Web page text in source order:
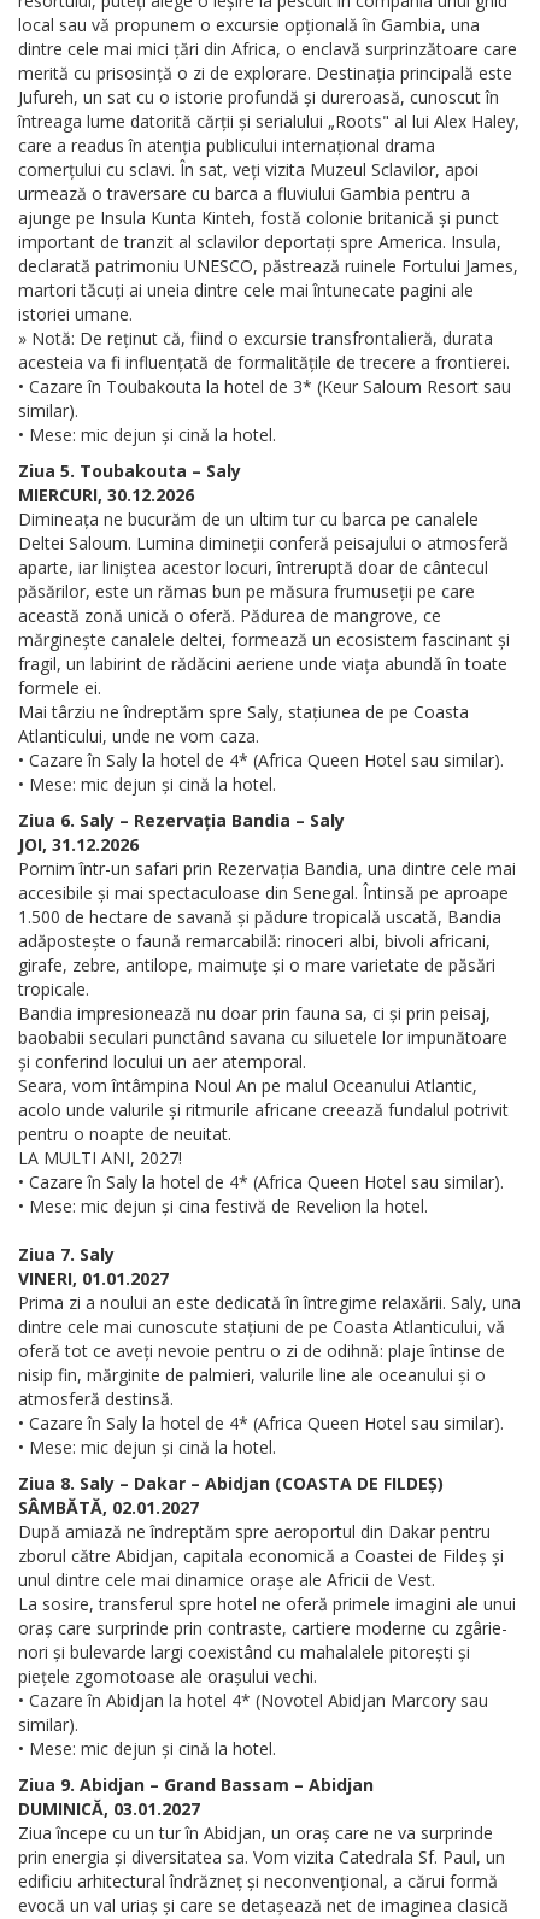
local sau vă propunem o excursie opțională în Gambia, una
dintre cele mai mici țări din Africa, o enclavă surprinzătoare care
merită cu prisosință o zi de explorare. Destinația principală este
Jufureh, un sat cu o istorie profundă și dureroasă, cunoscut în
întreaga lume datorită cărții și serialului „Roots" al lui Alex Haley,
care a readus în atenția publicului internațional drama
comerțului cu sclavi. În sat, veți vizita Muzeul Sclavilor, apoi
urmează o traversare cu barca a fluviului Gambia pentru a
ajunge pe Insula Kunta Kinteh, fostă colonie britanică și punct
important de tranzit al sclavilor deportați spre America. Insula,
declarată patrimoniu UNESCO, păstrează ruinele Fortului James,
martori tăcuți ai uneia dintre cele mai întunecate pagini ale
istoriei umane.
» Notă: De reținut că, fiind o excursie transfrontalieră, durata
acesteia va fi influențată de formalitățile de trecere a frontierei.
• Cazare în Toubakouta la hotel de 3* (Keur Saloum Resort sau
similar).
• Mese: mic dejun și cină la hotel.
Ziua 5. Toubakouta – Saly
MIERCURI, 30.12.2026
Dimineața ne bucurăm de un ultim tur cu barca pe canalele
Deltei Saloum. Lumina dimineții conferă peisajului o atmosferă
aparte, iar liniștea acestor locuri, întreruptă doar de cântecul
păsărilor, este un rămas bun pe măsura frumuseții pe care
această zonă unică o oferă. Pădurea de mangrove, ce
mărginește canalele deltei, formează un ecosistem fascinant și
fragil, un labirint de rădăcini aeriene unde viața abundă în toate
formele ei.
Mai târziu ne îndreptăm spre Saly, stațiunea de pe Coasta
Atlanticului, unde ne vom caza.
• Cazare în Saly la hotel de 4* (Africa Queen Hotel sau similar).
• Mese: mic dejun și cină la hotel.
Ziua 6. Saly – Rezervația Bandia – Saly
JOI, 31.12.2026
Pornim într-un safari prin Rezervația Bandia, una dintre cele mai
accesibile și mai spectaculoase din Senegal. Întinsă pe aproape
1.500 de hectare de savană și pădure tropicală uscată, Bandia
adăpostește o faună remarcabilă: rinoceri albi, bivoli africani,
girafe, zebre, antilope, maimuțe și o mare varietate de păsări
tropicale.
Bandia impresionează nu doar prin fauna sa, ci și prin peisaj,
baobabii seculari punctând savana cu siluetele lor impunătoare
și conferind locului un aer atemporal.
Seara, vom întâmpina Noul An pe malul Oceanului Atlantic,
acolo unde valurile și ritmurile africane creează fundalul potrivit
pentru o noapte de neuitat.
LA MULTI ANI, 2027!
• Cazare în Saly la hotel de 4* (Africa Queen Hotel sau similar).
• Mese: mic dejun și cina festivă de Revelion la hotel.
Ziua 7. Saly
VINERI, 01.01.2027
Prima zi a noului an este dedicată în întregime relaxării. Saly, una
dintre cele mai cunoscute stațiuni de pe Coasta Atlanticului, vă
oferă tot ce aveți nevoie pentru o zi de odihnă: plaje întinse de
nisip fin, mărginite de palmieri, valurile line ale oceanului și o
atmosferă destinsă.
• Cazare în Saly la hotel de 4* (Africa Queen Hotel sau similar).
• Mese: mic dejun și cină la hotel.
Ziua 8. Saly – Dakar – Abidjan (COASTA DE FILDEȘ)
SÂMBĂTĂ, 02.01.2027
După amiază ne îndreptăm spre aeroportul din Dakar pentru
zborul către Abidjan, capitala economică a Coastei de Fildeș și
unul dintre cele mai dinamice orașe ale Africii de Vest.
La sosire, transferul spre hotel ne oferă primele imagini ale unui
oraș care surprinde prin contraste, cartiere moderne cu zgârie-
nori și bulevarde largi coexistând cu mahalalele pitorești și
piețele zgomotoase ale orașului vechi.
• Cazare în Abidjan la hotel 4* (Novotel Abidjan Marcory sau
similar).
• Mese: mic dejun și cină la hotel.
Ziua 9. Abidjan – Grand Bassam – Abidjan
DUMINICĂ, 03.01.2027
Ziua începe cu un tur în Abidjan, un oraș care ne va surprinde
prin energia și diversitatea sa. Vom vizita Catedrala Sf. Paul, un
edificiu arhitectural îndrăzneț și neconvențional, a cărui formă
evocă un val uriaș și care se detașează net de imaginea clasică